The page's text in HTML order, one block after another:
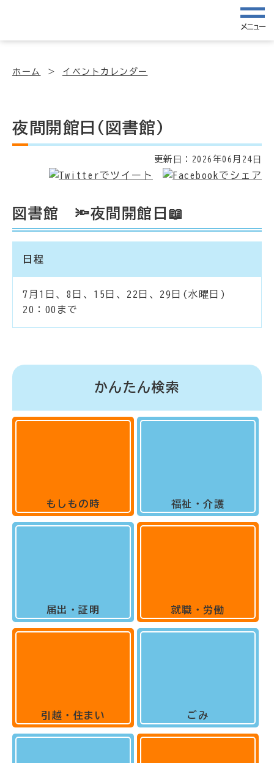
メニュー
ホーム イベントカレンダー
夜間開館日(図書館)
更新日： 2026年06月24日
図書館 🔦夜間開館日📖
日程
7月1日、8日、15日、22日、29日(水曜日)
20：00まで
かんたん検索
もしもの時
届出・証明
引越・住まい
福祉・介護
就職・労働
ごみ